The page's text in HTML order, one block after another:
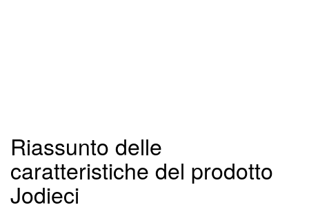
Riassunto delle
caratteristiche del prodotto
Jodieci